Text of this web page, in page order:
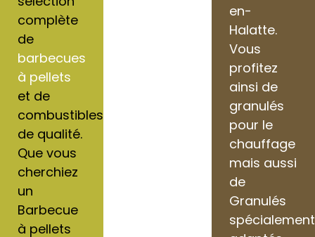
complète
de
barbecues
à pellets
et de
combustibles
de qualité.
Que vous
cherchiez
un
Barbecue
à pellets
en-
Halatte.
Vous
profitez
ainsi de
granulés
pour le
chauffage
mais aussi
de
Granulés
spécialement